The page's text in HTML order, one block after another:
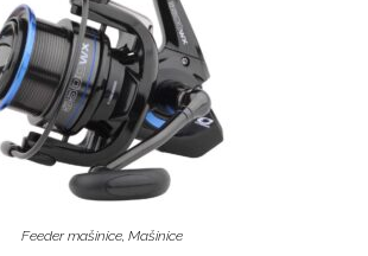
Feeder mašinice Mašinice